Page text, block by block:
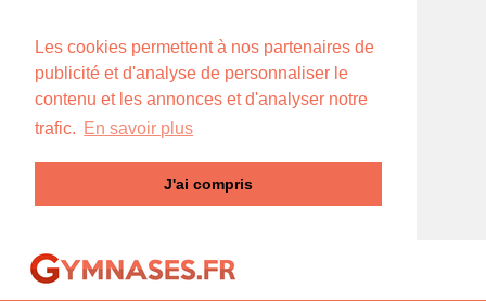
Les cookies permettent à nos partenaires de
publicité et d'analyse de personnaliser le
contenu et les annonces et d'analyser notre
trafic. En savoir plus
J'ai compris